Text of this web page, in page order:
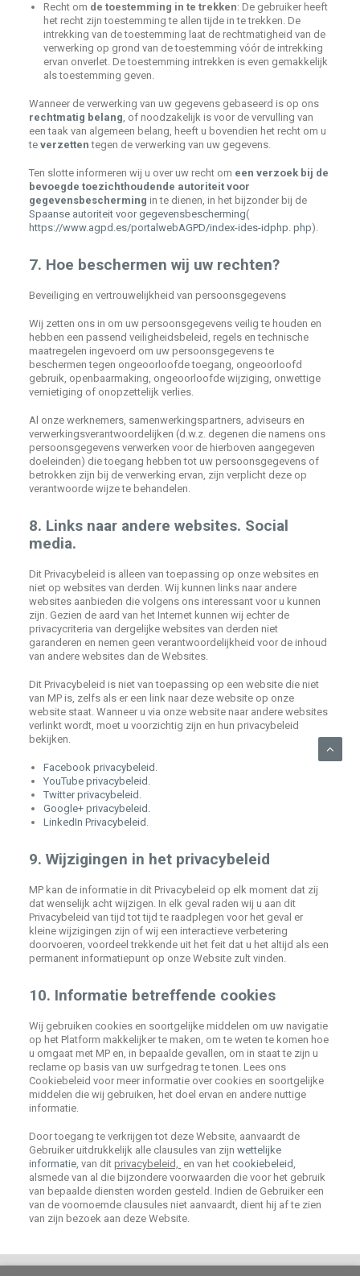
Recht om de toestemming in te trekken: De gebruiker heeft
het recht zijn toestemming te allen tijde in te trekken. De
intrekking van de toestemming laat de rechtmatigheid van de
verwerking op grond van de toestemming vóór de intrekking
ervan onverlet. De toestemming intrekken is even gemakkelijk
als toestemming geven.
Wanneer de verwerking van uw gegevens gebaseerd is op ons
rechtmatig belang, of noodzakelijk is voor de vervulling van
een taak van algemeen belang, heeft u bovendien het recht om u
te verzettentegen de verwerking van uw gegevens.
Ten slotte informeren wij u over uw recht om een verzoek bij de
bevoegde toezichthoudende autoriteit voor
gegevensbescherming in te dienen, in het bijzonder bij de
Spaanse autoriteit voor gegevensbescherming(
https://www.agpd.es/portalwebAGPD/index-ides-idphp. php).
7. Hoe beschermen wij uw rechten?
Beveiliging en vertrouwelijkheid van persoonsgegevens
Wij zetten ons in om uw persoonsgegevens veilig te houden en
hebben een passend veiligheidsbeleid, regels en technische
maatregelen ingevoerd om uw persoonsgegevens te
beschermen tegen ongeoorloofde toegang, ongeoorloofd
gebruik, openbaarmaking, ongeoorloofde wijziging, onwettige
vernietiging of onopzettelijk verlies.
Al onze werknemers, samenwerkingspartners, adviseurs en
verwerkingsverantwoordelijken (d.w.z. degenen die namens ons
persoonsgegevens verwerken voor de hierboven aangegeven
doeleinden) die toegang hebben tot uw persoonsgegevens of
betrokken zijn bij de verwerking ervan, zijn verplicht deze op
verantwoorde wijze te behandelen.
8. Links naar andere websites. Social
media.
Dit Privacybeleid is alleen van toepassing op onze websites en
niet op websites van derden. Wij kunnen links naar andere
websites aanbieden die volgens ons interessant voor u kunnen
zijn. Gezien de aard van het Internet kunnen wij echter de
privacycriteria van dergelijke websites van derden niet
garanderen en nemen geen verantwoordelijkheid voor de inhoud
van andere websites dan de Websites.
Dit Privacybeleid is niet van toepassing op een website die niet
van MP is, zelfs als er een link naar deze website op onze
website staat. Wanneer u via onze website naar andere websites
verlinkt wordt, moet u voorzichtig zijn en hun privacybeleid
bekijken.
Facebook privacybeleid .
YouTube privacybeleid.
Twitter privacybeleid.
Google+ privacybeleid.
LinkedIn Privacybeleid .
9. Wijzigingen in het privacybeleid
MP kan de informatie in dit Privacybeleid op elk moment dat zij
dat wenselijk acht wijzigen. In elk geval raden wij u aan dit
Privacybeleid van tijd tot tijd te raadplegen voor het geval er
kleine wijzigingen zijn of wij een interactieve verbetering
doorvoeren, voordeel trekkende uit het feit dat u het altijd als een
permanent informatiepunt op onze Website zult vinden.
10. Informatie betreffende cookies
Wij gebruiken cookies en soortgelijke middelen om uw navigatie
op het Platform makkelijker te maken, om te weten te komen hoe
u omgaat met MP en, in bepaalde gevallen, om in staat te zijn u
reclame op basis van uw surfgedrag te tonen. Lees ons
Cookiebeleid voor meer informatie over cookies en soortgelijke
middelen die wij gebruiken, het doel ervan en andere nuttige
informatie.
Door toegang te verkrijgen tot deze Website, aanvaardt de
Gebruiker uitdrukkelijk alle clausules van zijn wettelijke
informatie, van dit privacybeleid, en van het cookiebeleid,
alsmede van al die bijzondere voorwaarden die voor het gebruik
van bepaalde diensten worden gesteld. Indien de Gebruiker een
van de voornoemde clausules niet aanvaardt, dient hij af te zien
van zijn bezoek aan deze Website.